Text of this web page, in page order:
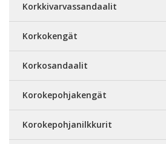
Korkkivarvassandaalit
Korkokengät
Korkosandaalit
Korokepohjakengät
Korokepohjanilkkurit